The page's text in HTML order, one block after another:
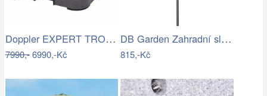
Doppler EXPERT TROLLEY 50kg - pojízdný…
7990,-6990,-Kč
DB Garden Zahradní slunečník Diane…
815,-Kč